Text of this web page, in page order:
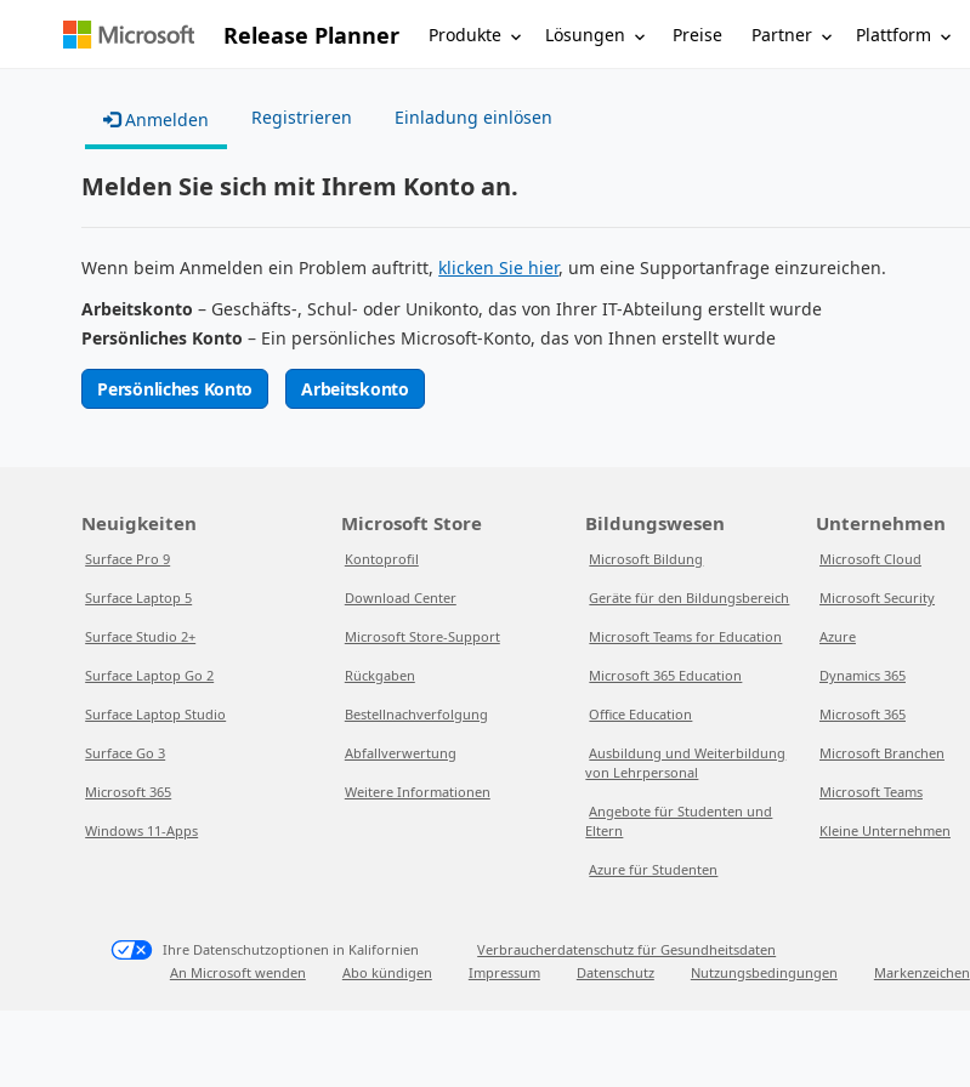
Release Planner Produkte Lösungen Preise Partner Plattform
Anmelden Registrieren Einladung einlösen
Melden Sie sich mit Ihrem Konto an.
Wenn beim Anmelden ein Problem auftritt, klicken Sie hier, um eine Supportanfrage einzureichen.
Arbeitskonto – Geschäfts-, Schul- oder Unikonto, das von Ihrer IT-Abteilung erstellt wurde
Persönliches Konto – Ein persönliches Microsoft-Konto, das von Ihnen erstellt wurde
Persönliches Konto Arbeitskonto
Neuigkeiten
Surface Pro 9
Surface Laptop 5
Surface Studio 2+
Surface Laptop Go 2
Surface Laptop Studio
Surface Go 3
Microsoft 365
Windows 11-Apps
Microsoft Store
Kontoprofil
Download Center
Microsoft Store-Support
Rückgaben
Bestellnachverfolgung
Abfallverwertung
Weitere Informationen
Bildungswesen
Microsoft Bildung
Geräte für den Bildungsbereich
Microsoft Teams for Education
Microsoft 365 Education
Office Education
Ausbildung und Weiterbildung
von Lehrpersonal
Angebote für Studenten und
Eltern
Azure für Studenten
Unternehmen
Microsoft Cloud
Microsoft Security
Azure
Dynamics 365
Microsoft 365
Microsoft Branchen
Microsoft Teams
Kleine Unternehmen
Ihre Datenschutzoptionen in Kalifornien
Verbraucherdatenschutz für Gesundheitsdaten
An Microsoft wenden
Abo kündigen Impressum Datenschutz Nutzungsbedingungen Markenzeichen